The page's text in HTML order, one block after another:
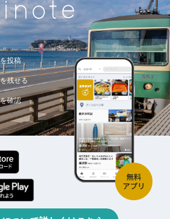
投稿
残せる
確認